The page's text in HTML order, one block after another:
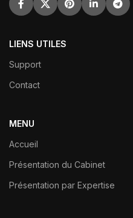
LIENS UTILES
Support
Contact
MENU
Accueil
Présentation du Cabinet
Présentation par Expertise